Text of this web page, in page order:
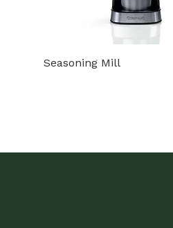
Seasoning Mill